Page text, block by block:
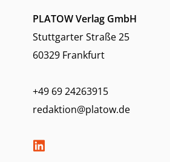
PLATOW Verlag GmbH
Stuttgarter Straße 25
60329 Frankfurt
+49 69 24263915
redaktion@platow.de